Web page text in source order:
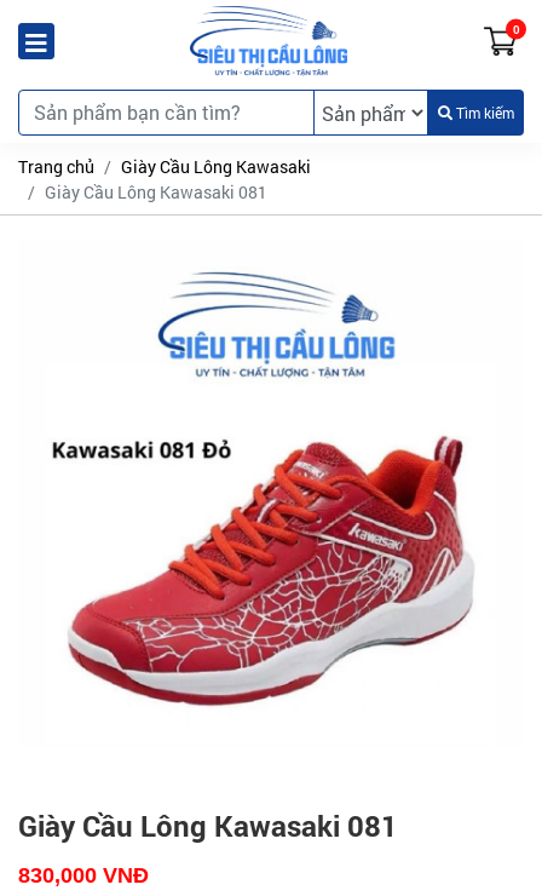
0
Tìm kiếm
Trang chủ
Giày Cầu Lông Kawasaki
Giày Cầu Lông Kawasaki 081
Giày Cầu Lông Kawasaki 081
830,000 VNĐ